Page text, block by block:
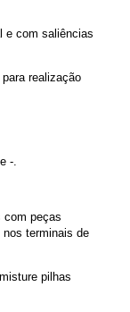
e com saliências
realização
-.
com peças
terminais de
pilhas